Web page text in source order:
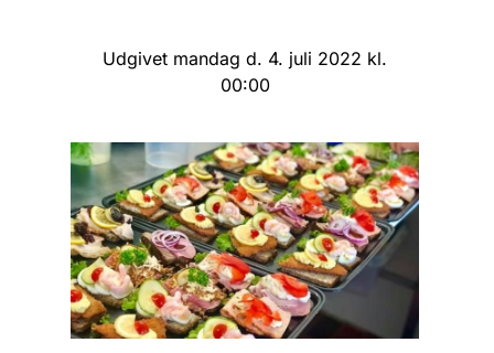
Udgivet mandag d. 4. juli 2022 kl.
00:00